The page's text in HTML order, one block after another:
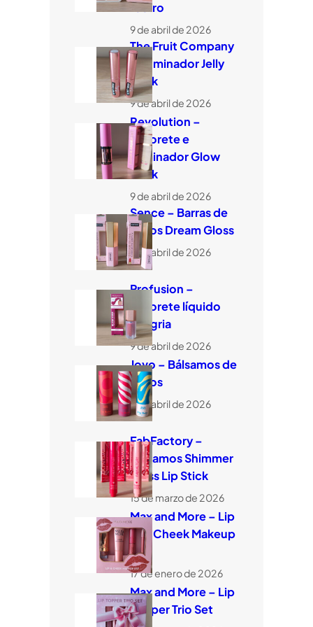
rostro
9 de abril de 2026
The Fruit Company
– Iluminador Jelly
Stick
9 de abril de 2026
Revolution –
Colorete e
iluminador Glow
Stick
9 de abril de 2026
Sence – Barras de
labios Dream Gloss
9 de abril de 2026
Profusion –
Colorete líquido
Sangria
9 de abril de 2026
Jovo – Bálsamos de
labios
9 de abril de 2026
FabFactory –
Bálsamos Shimmer
Glass Lip Stick
15 de marzo de 2026
Max and More – Lip
and Cheek Makeup
Set
17 de enero de 2026
Max and More – Lip
Topper Trio Set